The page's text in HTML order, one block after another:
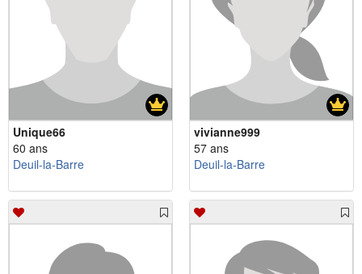
Unique66
60 ans
Deuil-la-Barre
vivianne999
57 ans
Deuil-la-Barre